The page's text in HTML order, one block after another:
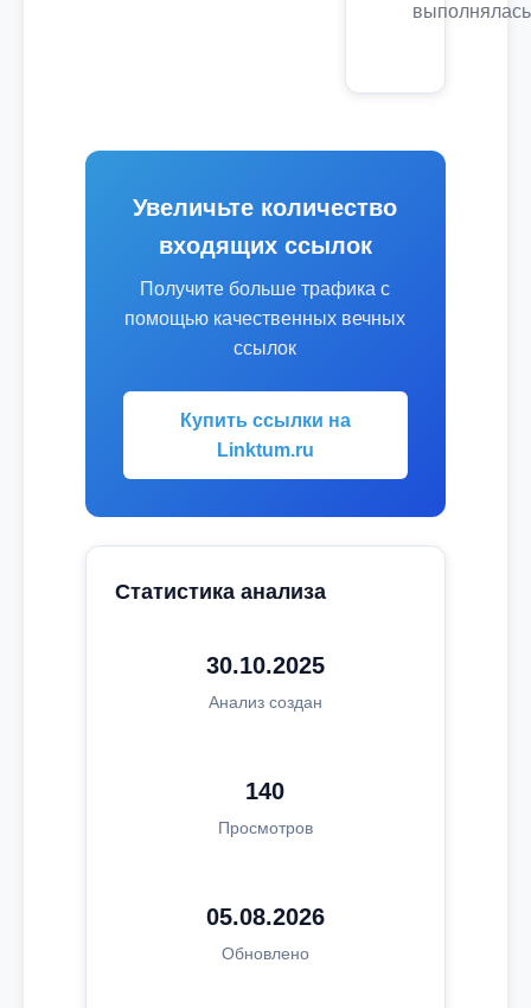
выполнялась
Увеличьте количество
входящих ссылок
Получите больше трафика с
помощью качественных вечных
ссылок
Купить ссылки на
Linktum.ru
Статистика анализа
30.10.2025
Анализ создан
140
Просмотров
05.08.2026
Обновлено